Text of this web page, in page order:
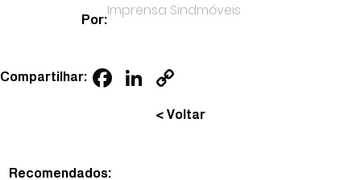
Por:
Imprensa Sindmóveis
Compartilhar: Facebook
LinkedIn
Link
< Voltar
Recomendados: